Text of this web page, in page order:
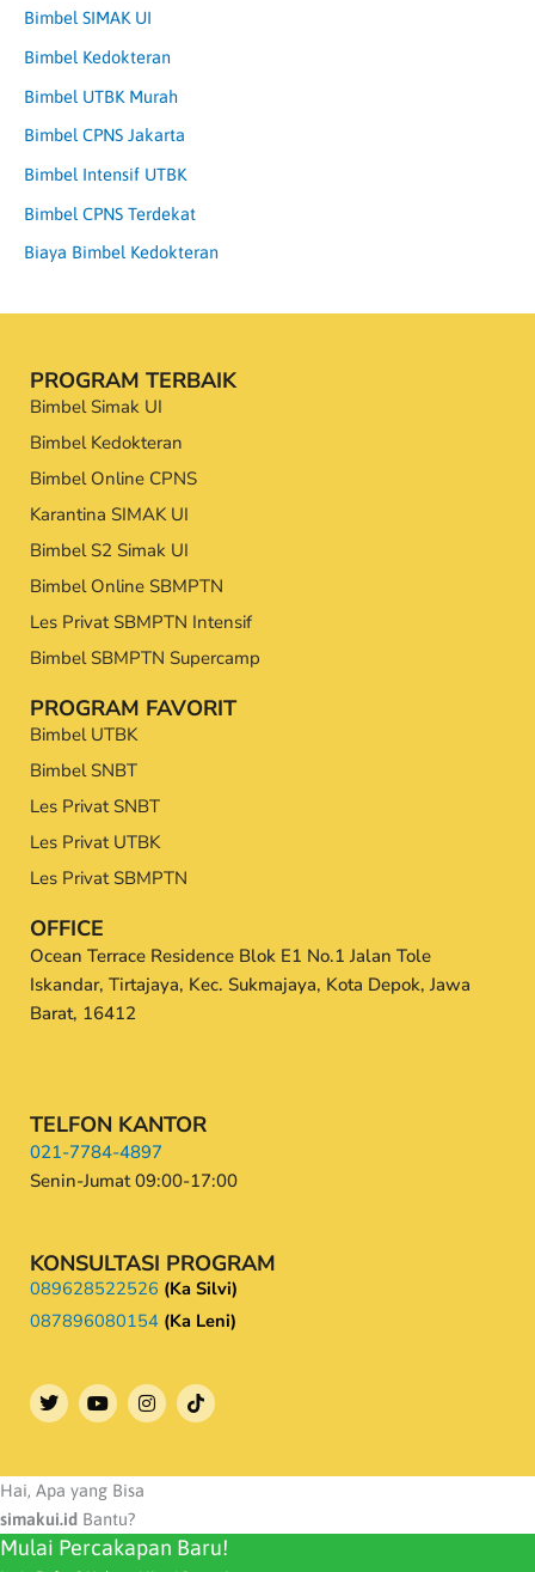
Bimbel SIMAK UI
Bimbel Kedokteran
Bimbel UTBK Murah
Bimbel CPNS Jakarta
Bimbel Intensif UTBK
Bimbel CPNS Terdekat
Biaya Bimbel Kedokteran
PROGRAM TERBAIK
Bimbel Simak UI
Bimbel Kedokteran
Bimbel Online CPNS
Karantina SIMAK UI
Bimbel S2 Simak UI
Bimbel Online SBMPTN
Les Privat SBMPTN Intensif
Bimbel SBMPTN Supercamp
PROGRAM FAVORIT
Bimbel UTBK
Bimbel SNBT
Les Privat SNBT
Les Privat UTBK
Les Privat SBMPTN
OFFICE
Ocean Terrace Residence Blok E1 No.1 Jalan Tole
Iskandar, Tirtajaya, Kec. Sukmajaya, Kota Depok, Jawa
Barat, 16412
TELFON KANTOR
021-7784-4897
Senin-Jumat 09:00-17:00
KONSULTASI PROGRAM
089628522526 (Ka Silvi)
087896080154 (Ka Leni)
T
w
e
r
Y
o
b
e
I
n
m
Hai, Apa yang Bisa
simakui.id Bantu?
Mulai Percakapan Baru!